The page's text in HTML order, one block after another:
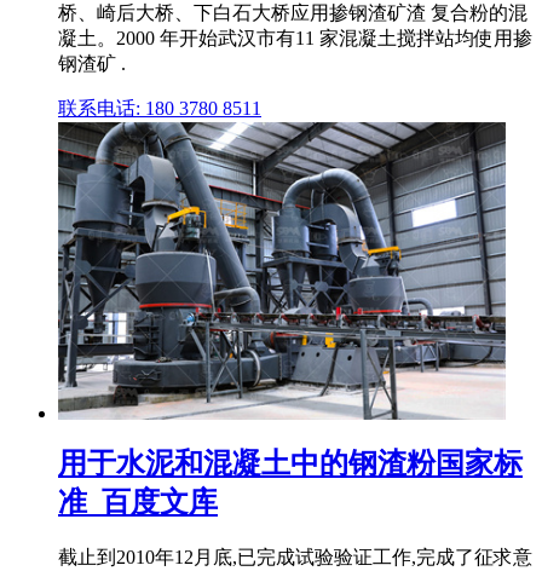
桥、崎后大桥、下白石大桥应用掺钢渣矿渣 复合粉的混
凝土。2000 年开始武汉市有11 家混凝土搅拌站均使用掺
钢渣矿 .
联系电话: 180 3780 8511
用于水泥和混凝土中的钢渣粉国家标
准_百度文库
截止到2010年12月底,已完成试验验证工作,完成了征求意